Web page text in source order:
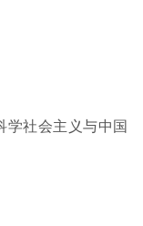
学社会主义与中国